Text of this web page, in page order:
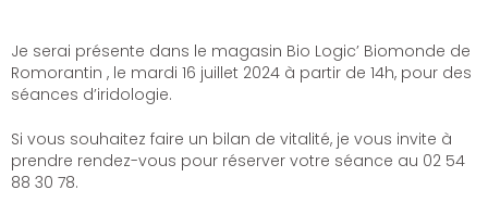
Je serai présente dans le magasin Bio Logic’ Biomonde de
Romorantin , le mardi 16 juillet 2024 à partir de 14h, pour des
séances d’iridologie.
Si vous souhaitez faire un bilan de vitalité, je vous invite à
prendre rendez-vous pour réserver votre séance au 02 54
88 30 78.